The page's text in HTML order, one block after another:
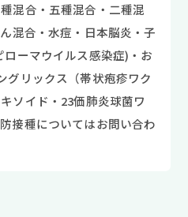
混合・五種混合・二種混
混合・水痘・日本脳炎・子
ーマウイルス感染症)・お
グリックス（帯状疱疹ワク
ソイド・23価肺炎球菌ワ
接種についてはお問い合わ